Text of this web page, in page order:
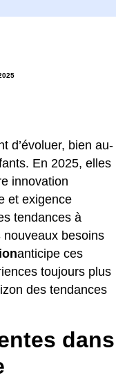
gonflables pour 2025
d’évoluer, bien au-
En 2025, elles
innovation
et exigence
tendances à
besoins
anticipe ces
toujours plus
des tendances
dans